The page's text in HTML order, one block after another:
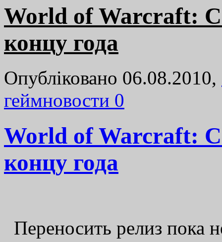
World of Warcraft:
концу года
Опубліковано 06.08.2010,
геймновости 0
World of Warcraft:
концу года
Переносить релиз пока